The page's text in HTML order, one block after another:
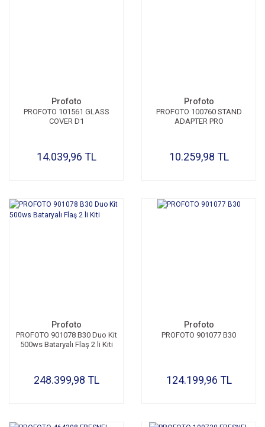
Profoto
PROFOTO 101561 GLASS
COVER D1
14.039,96 TL
Profoto
PROFOTO 100760 STAND
ADAPTER PRO
10.259,98 TL
Profoto
PROFOTO 901078 B30 Duo Kit
500ws Bataryalı Flaş 2 li Kiti
248.399,98 TL
Profoto
PROFOTO 901077 B30
124.199,96 TL